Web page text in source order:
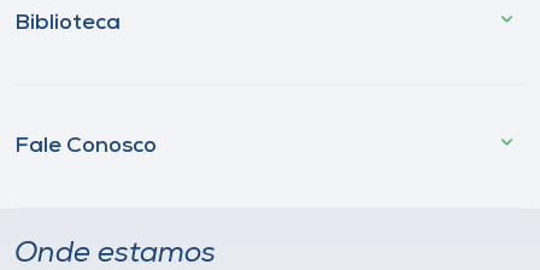
Biblioteca
Fale Conosco
Onde estamos